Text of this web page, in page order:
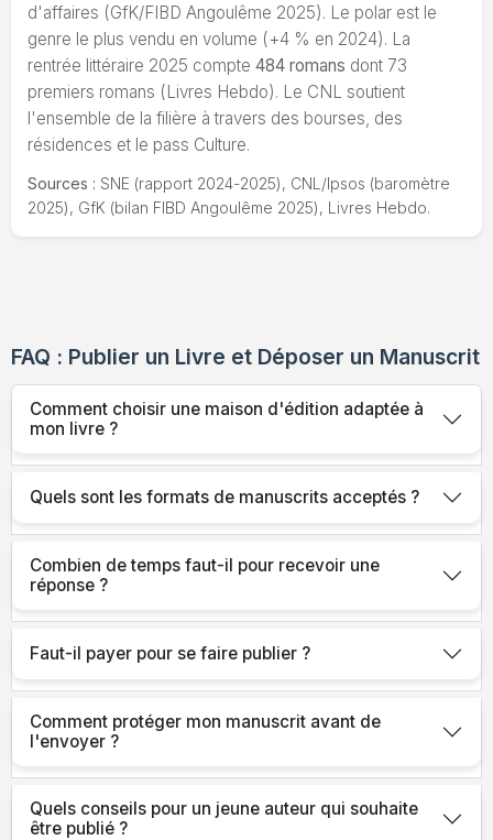
d'affaires (GfK/FIBD Angoulême 2025). Le polar est le
genre le plus vendu en volume (+4 % en 2024). La
rentrée littéraire 2025 compte 484 romans dont 73
premiers romans (Livres Hebdo). Le CNL soutient
l'ensemble de la filière à travers des bourses, des
résidences et le pass Culture.
Sources : SNE (rapport 2024-2025), CNL/Ipsos (baromètre
2025), GfK (bilan FIBD Angoulême 2025), Livres Hebdo.
FAQ : Publier un Livre et Déposer un Manuscrit
Comment choisir une maison d'édition adaptée à
mon livre ?
Quels sont les formats de manuscrits acceptés ?
Combien de temps faut-il pour recevoir une
réponse ?
Faut-il payer pour se faire publier ?
Comment protéger mon manuscrit avant de
l'envoyer ?
Quels conseils pour un jeune auteur qui souhaite
être publié ?